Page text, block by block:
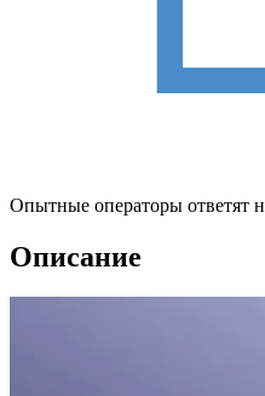
Опытные операторы ответят
Описание